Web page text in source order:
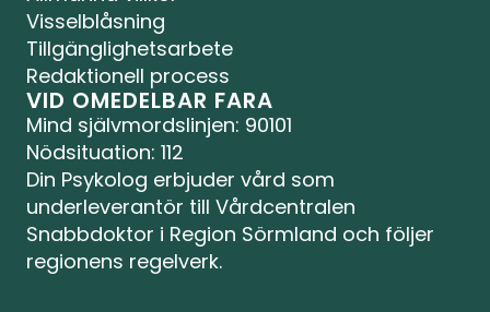
Visselblåsning
Tillgänglighetsarbete
Redaktionell process
VID OMEDELBAR FARA
Mind självmordslinjen: 90101
Nödsituation: 112
Din Psykolog erbjuder vård som
underleverantör till Vårdcentralen
Snabbdoktor i Region Sörmland och följer
regionens regelverk.